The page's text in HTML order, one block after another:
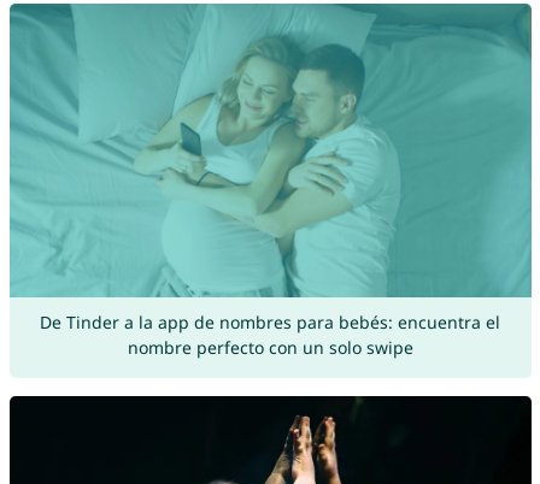
De Tinder a la app de nombres para bebés: encuentra el
nombre perfecto con un solo swipe